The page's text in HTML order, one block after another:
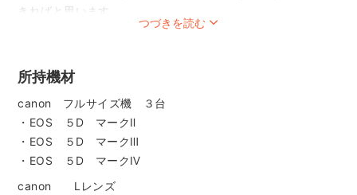
きればと思います。
スタッフ全員が現在子育て進行中のパパさんママさん。
を未来へ残すお手伝いができればと思います。
スタジオ併設のため、衣装や和服、ドレス等たくさんのご用
意もございます。
ご希望の方は遠慮なくお問い合わせください。
またロケーション撮影は静岡県東部地区に限らせていただき
ます。
つづきを読む
所持機材
canon フルサイズ機 ３台
・EOS ５D マークⅡ
・EOS ５D マークⅢ
・EOS ５D マークⅣ
canon Lレンズ